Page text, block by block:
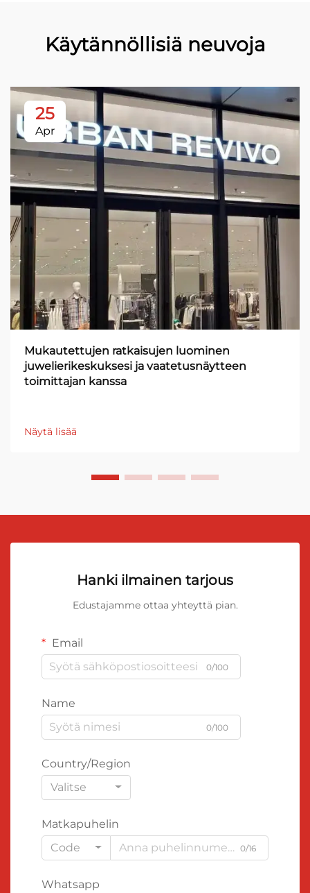
Käytännöllisiä neuvoja
25
Apr
Mukautettujen ratkaisujen luominen
juwelierikeskuksesi ja vaatetusnäytteen
toimittajan kanssa
Näytä lisää
Hanki ilmainen tarjous
Edustajamme ottaa yhteyttä pian.
Email
0/100
Name
0/100
Country/Region
Valitse
Matkapuhelin
Code
0/16
Whatsapp